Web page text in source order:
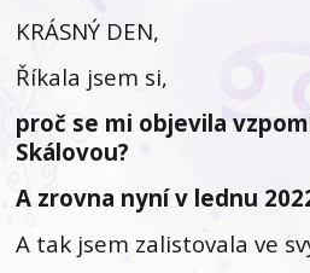
KRÁSNÝ DEN,
Říkala jsem si,
proč se mi objevila
Skálovou?
A zrovna nyní v lednu
A tak jsem zalistovala ve